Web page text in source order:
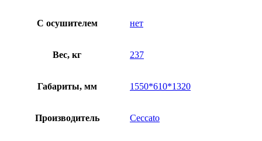
C осушителем нет
Вес, кг 237
Габариты, мм 1550*610*1320
Производитель Ceccato